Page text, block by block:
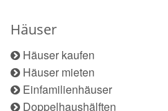
Häuser
Häuser kaufen
Häuser mieten
Einfamilienhäuser
Doppelhaushälften